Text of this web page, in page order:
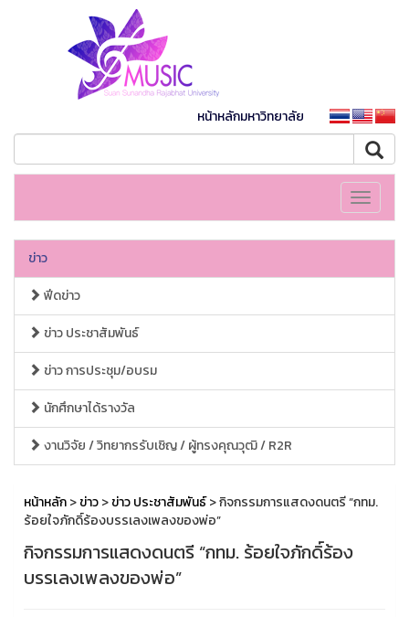
หน้าหลักมหาวิทยาลัย
Toggle
ข่าว
ฟีดข่าว
ข่าว ประชาสัมพันธ์
ข่าว การประชุม/อบรม
นักศึกษาได้รางวัล
งานวิจัย / วิทยากรรับเชิญ / ผู้ทรงคุณวุฒิ / R2R
หน้าหลัก>ข่าว>ข่าว ประชาสัมพันธ์> กิจกรรมการแสดงดนตรี “กทม.
ร้อยใจภักดิ์ร้องบรรเลงเพลงของพ่อ”
กิจกรรมการแสดงดนตรี “กทม. ร้อยใจภักดิ์ร้อง
บรรเลงเพลงของพ่อ”